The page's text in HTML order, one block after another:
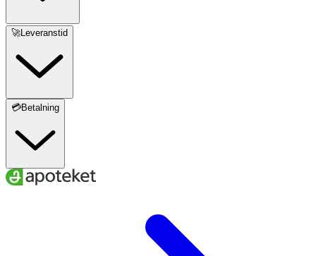
🚀Leveranstid
💳Betalning